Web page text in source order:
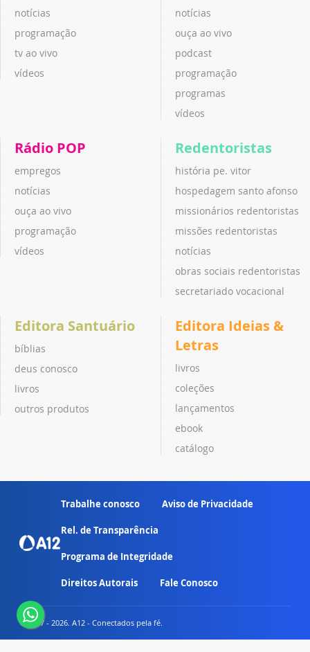
notícias
programação
tv ao vivo
vídeos
notícias
ouça ao vivo
podcast
programação
programas
vídeos
Rádio POP
empregos
notícias
ouça ao vivo
programação
vídeos
Redentoristas
história pe. vitor
hospedagem santo afonso
missionários redentoristas
missões redentoristas
notícias
obras sociais redentoristas
secretariado vocacional
Editora Santuário
bíblias
deus conosco
livros
outros produtos
Editora Ideias &
Letras
livros
coleções
lançamentos
ebook
catálogo
Trabalhe conosco Aviso de Privacidade
Rel. de Transparência
Programa de Integridade
Direitos Autorais Fale Conosco
© 2007 - 2026. A12 - Conectados pela fé.